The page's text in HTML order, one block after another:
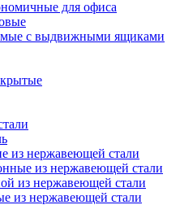
для офиса
с выдвижными ящиками
из нержавеющей стали
из нержавеющей стали
из нержавеющей стали
из нержавеющей стали